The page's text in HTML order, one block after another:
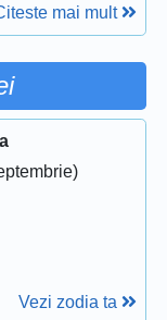
mai mult
Vezi zodia ta